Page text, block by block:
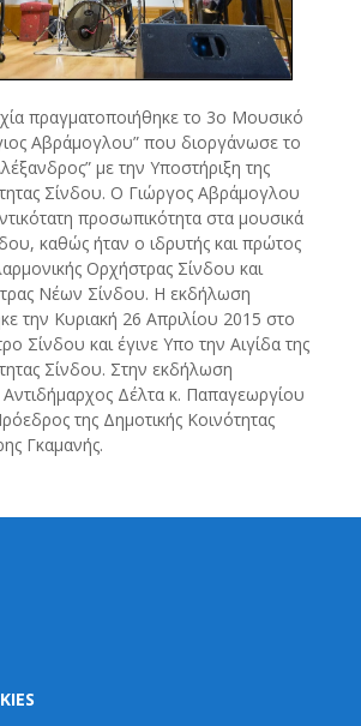
πραγματοποιήθηκε το 3ο Μουσικό
Αβράμογλου” που διοργάνωσε το
με την Υποστήριξη της
Σίνδου. Ο Γιώργος Αβράμογλου
προσωπικότητα στα μουσικά
καθώς ήταν ο ιδρυτής και πρώτος
Ορχήστρας Σίνδου και
Νέων Σίνδου. Η εκδήλωση
την Κυριακή 26 Απριλίου 2015 στο
Σίνδου και έγινε Υπο την Αιγίδα της
Σίνδου. Στην εκδήλωση
Δέλτα κ. Παπαγεωργίου
της Δημοτικής Κοινότητας
Γκαμανής.